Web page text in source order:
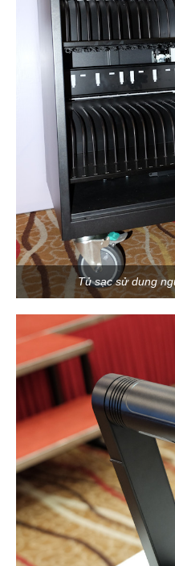
Tủ sạc sử dung